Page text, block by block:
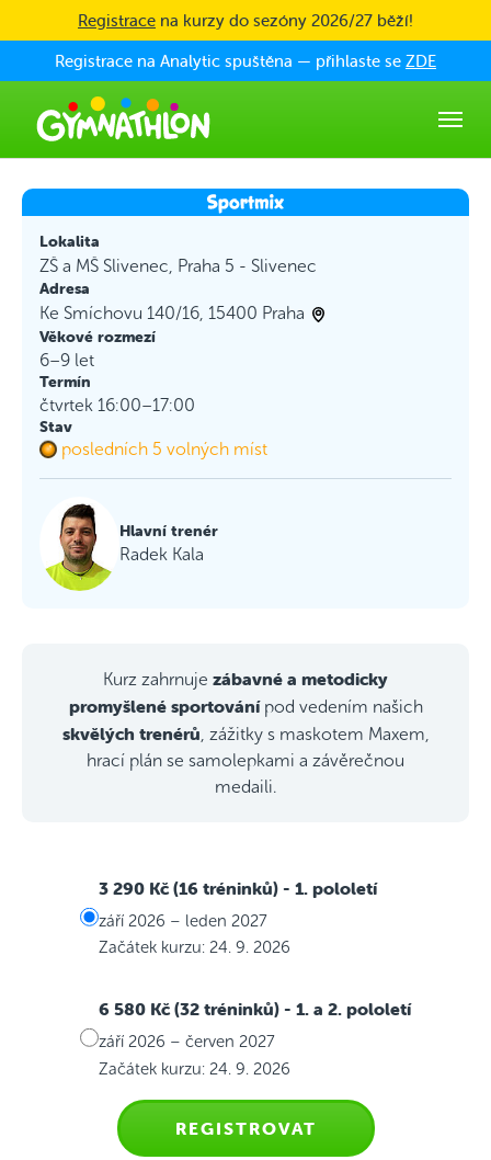
Skip to main content
Registrace na kurzy do sezóny 2026/27 běží!
Registrace na Analytic spuštěna — přihlaste se ZDE
Lokalita
ZŠ a MŠ Slivenec, Praha 5 - Slivenec
Adresa
Ke Smíchovu 140/16, 15400 Praha
Věkové rozmezí
6–9 let
Termín
čtvrtek 16:00–17:00
Stav
posledních 5 volných míst
Hlavní trenér
Radek Kala
Kurz zahrnuje zábavné a metodicky
promyšlené sportovánípod vedením našich
skvělých trenérů , zážitky s maskotem Maxem,
hrací plán se samolepkami a závěrečnou
medaili.
3 290 Kč (16 tréninků) - 1. pololetí
září 2026 – leden 2027
Začátek kurzu: 24. 9. 2026
6 580 Kč (32 tréninků) - 1. a 2. pololetí
září 2026 – červen 2027
Začátek kurzu: 24. 9. 2026
REGISTROVAT